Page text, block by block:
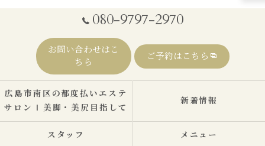
080-9797-2970
お問い合わせはこ
ちら
ご予約はこちら
広島市南区の都度払いエステ
サロン | 美脚・美尻目指して
新着情報
スタッフ メニュー